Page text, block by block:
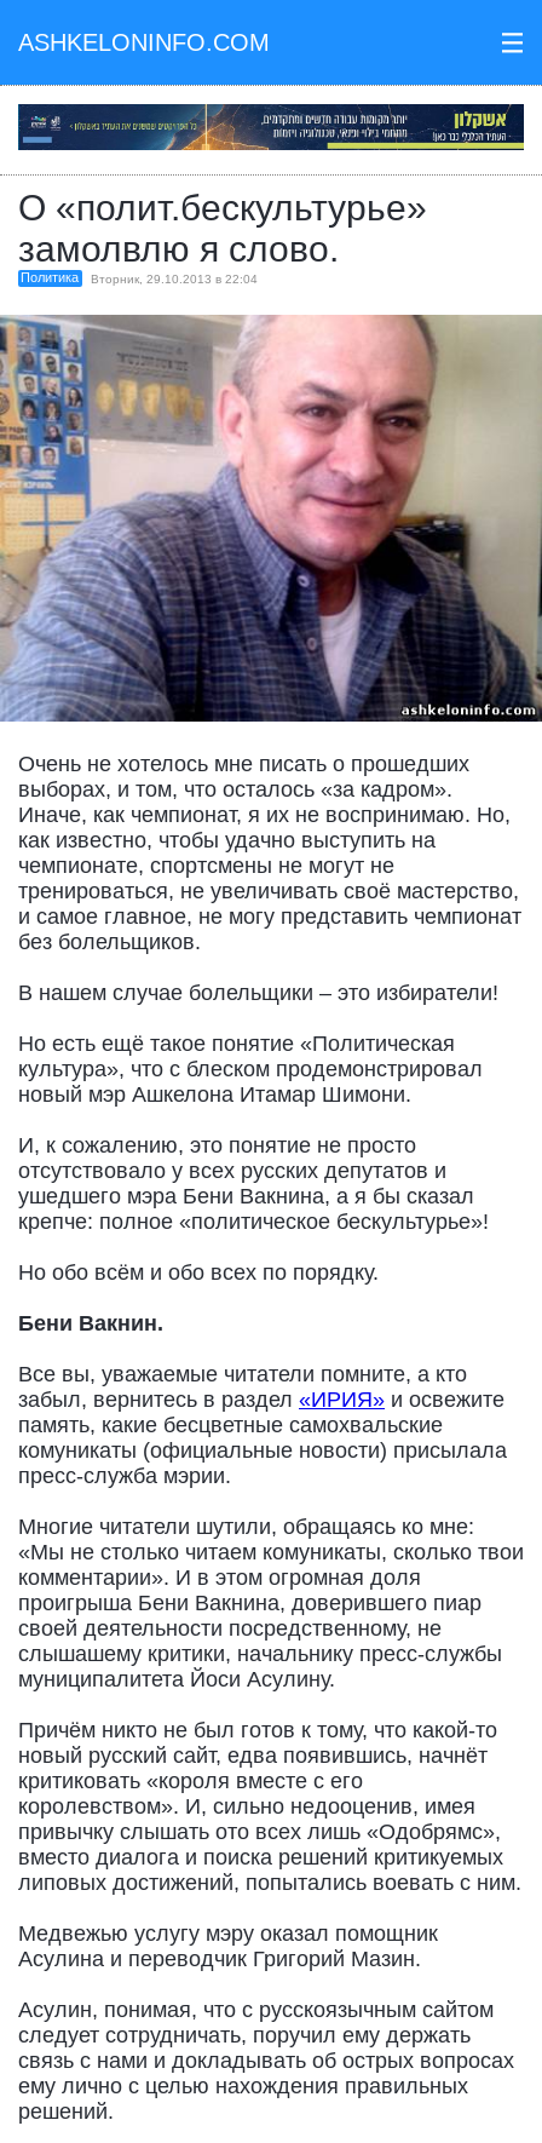
ASHKELONINFO.COM III
О «полит.бескультурье»
замолвлю я слово.
Политика Вторник, 29.10.2013 в 22:04
Очень не хотелось мне писать о прошедших
выборах, и том, что осталось «за кадром».
Иначе, как чемпионат, я их не воспринимаю. Но,
как известно, чтобы удачно выступить на
чемпионате, спортсмены не могут не
тренироваться, не увеличивать своё мастерство,
и самое главное, не могу представить чемпионат
без болельщиков.
В нашем случае болельщики – это избиратели!
Но есть ещё такое понятие «Политическая
культура», что с блеском продемонстрировал
новый мэр Ашкелона Итамар Шимони.
И, к сожалению, это понятие не просто
отсутствовало у всех русских депутатов и
ушедшего мэра Бени Вакнина, а я бы сказал
крепче: полное «политическое бескультурье»!
Но обо всём и обо всех по порядку.
Бени Вакнин.
Все вы, уважаемые читатели помните, а кто
забыл, вернитесь в раздел «ИРИЯ» и освежите
память, какие бесцветные самохвальские
комуникаты (официальные новости) присылала
пресс-служба мэрии.
Многие читатели шутили, обращаясь ко мне:
«Мы не столько читаем комуникаты, сколько твои
комментарии». И в этом огромная доля
проигрыша Бени Вакнина, доверившего пиар
своей деятельности посредственному, не
слышашему критики, начальнику пресс-службы
муниципалитета Йоси Асулину.
Причём никто не был готов к тому, что какой-то
новый русский сайт, едва появившись, начнёт
критиковать «короля вместе с его
королевством». И, сильно недооценив, имея
привычку слышать ото всех лишь «Одобрямс»,
вместо диалога и поиска решений критикуемых
липовых достижений, попытались воевать с ним.
Медвежью услугу мэру оказал помощник
Асулина и переводчик Григорий Мазин.
Асулин, понимая, что с русскоязычным сайтом
следует сотрудничать, поручил ему держать
связь с нами и докладывать об острых вопросах
ему лично с целью нахождения правильных
решений.